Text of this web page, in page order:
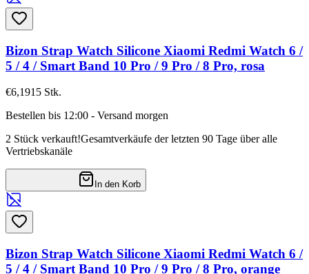
Bizon Strap Watch Silicone Xiaomi Redmi Watch 6 /
5 / 4 / Smart Band 10 Pro / 9 Pro / 8 Pro, rosa
€6,1915 Stk.
Bestellen bis 12:00 - Versand morgen
2 Stück verkauft!Gesamtverkäufe der letzten 90 Tage über alle
Vertriebskanäle
In den Korb
Bizon Strap Watch Silicone Xiaomi Redmi Watch 6 /
5 / 4 / Smart Band 10 Pro / 9 Pro / 8 Pro, orange